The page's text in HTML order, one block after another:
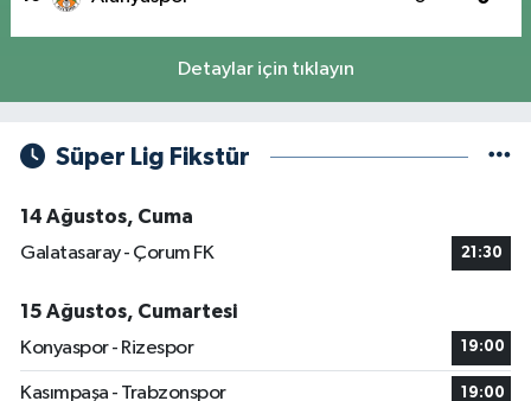
Detaylar için tıklayın
Süper Lig Fikstür
14 Ağustos, Cuma
Galatasaray - Çorum FK
21:30
15 Ağustos, Cumartesi
Konyaspor - Rizespor
19:00
Kasımpaşa - Trabzonspor 19:00